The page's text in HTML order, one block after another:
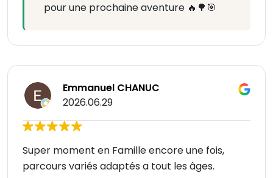
pour une prochaine aventure 🔥🌳🎯
Emmanuel CHANUC
2026.06.29
Super moment en Famille encore une fois,
parcours variés adaptés a tout les âges.